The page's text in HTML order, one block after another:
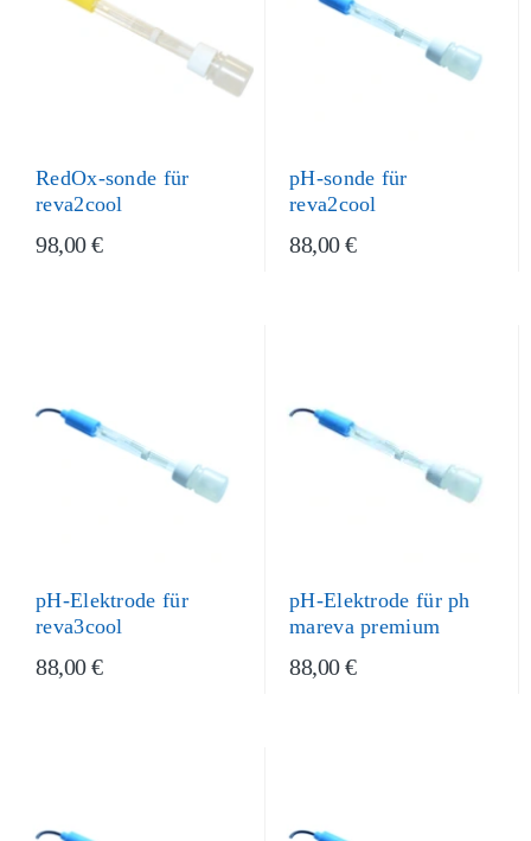
RedOx-sonde für
reva2cool
98,00 €
pH-sonde für
reva2cool
88,00 €
pH-Elektrode für
reva3cool
88,00 €
pH-Elektrode für ph
mareva premium
88,00 €